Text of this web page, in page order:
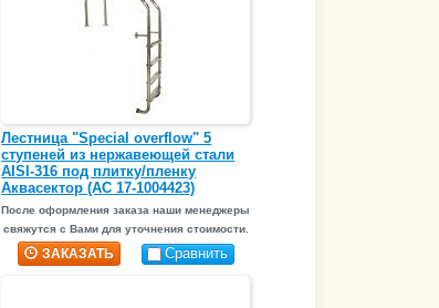
Лестница "Special overflow" 5
ступеней из нержавеющей стали
AISI-316 под плитку/пленку
Аквасектор (АС 17-1004423)
После оформления заказа наши менеджеры
свяжутся с Вами для уточнения стоимости.
ЗАКАЗАТЬ Сравнить